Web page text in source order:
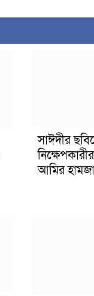
সাঈদীর
আমির হামজা